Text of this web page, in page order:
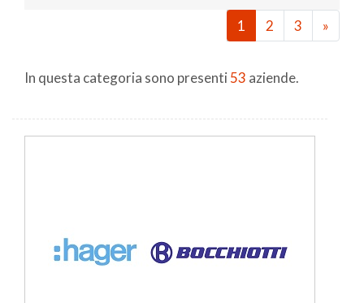
1 2 3 »
In questa categoria sono presenti 53 aziende.